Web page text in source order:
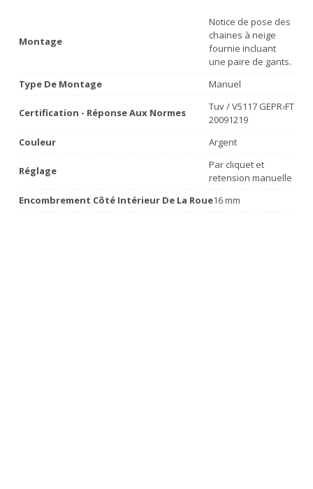
Montage
Notice de pose des
chaines à neige
fournie incluant
une paire de gants.
Type De Montage
Manuel
Certification - Réponse Aux Normes
Tuv / V5117 GEPR‹FT
20091219
Couleur
Argent
Réglage
Par cliquet et
retension manuelle
Encombrement Côté Intérieur De La Roue16 mm